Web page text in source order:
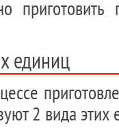
единиц
2 вида этих